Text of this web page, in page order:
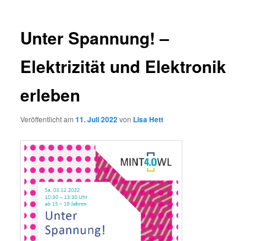
Unter Spannung! –
Elektrizität und Elektronik
erleben
Veröffentlicht am11. Juli 2022von Lisa Hett